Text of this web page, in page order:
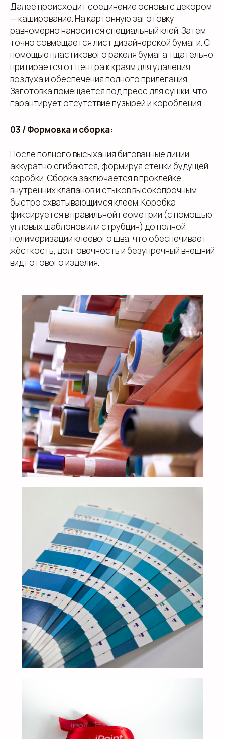
Далее происходит соединение основы с декором
— каширование. На картонную заготовку
равномерно наносится специальный клей. Затем
точно совмещается лист дизайнерской бумаги. С
помощью пластикового ракеля бумага тщательно
притирается от центра к краям для удаления
воздуха и обеспечения полного прилегания.
Заготовка помещается под пресс для сушки, что
гарантирует отсутствие пузырей и коробления.
03 / Формовка и сборка:
После полного высыхания бигованные линии
аккуратно сгибаются, формируя стенки будущей
коробки. Сборка заключается в проклейке
внутренних клапанов и стыков высокопрочным
быстро схватывающимся клеем. Коробка
фиксируется в правильной геометрии (с помощью
угловых шаблонов или струбцин) до полной
полимеризации клеевого шва, что обеспечивает
жёсткость, долговечность и безупречный внешний
вид готового изделия.